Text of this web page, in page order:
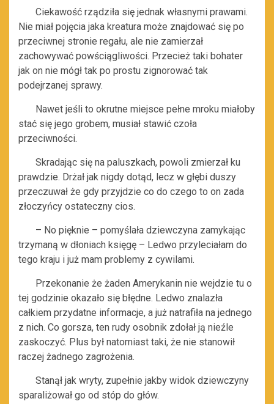
Ciekawość rządziła się jednak własnymi prawami.
Nie miał pojęcia jaka kreatura może znajdować się po
przeciwnej stronie regału, ale nie zamierzał
zachowywać powściągliwości. Przecież taki bohater
jak on nie mógł tak po prostu zignorować tak
podejrzanej sprawy.
Nawet jeśli to okrutne miejsce pełne mroku miałoby
stać się jego grobem, musiał stawić czoła
przeciwności.
Skradając się na paluszkach, powoli zmierzał ku
prawdzie. Drżał jak nigdy dotąd, lecz w głębi duszy
przeczuwał że gdy przyjdzie co do czego to on zada
złoczyńcy ostateczny cios.
– No pięknie – pomyślała dziewczyna zamykając
trzymaną w dłoniach księgę – Ledwo przyleciałam do
tego kraju i już mam problemy z cywilami.
Przekonanie że żaden Amerykanin nie wejdzie tu o
tej godzinie okazało się błędne. Ledwo znalazła
całkiem przydatne informacje, a już natrafiła na jednego
z nich. Co gorsza, ten rudy osobnik zdołał ją nieźle
zaskoczyć. Plus był natomiast taki, że nie stanowił
raczej żadnego zagrożenia.
Stanął jak wryty, zupełnie jakby widok dziewczyny
sparaliżował go od stóp do głów.